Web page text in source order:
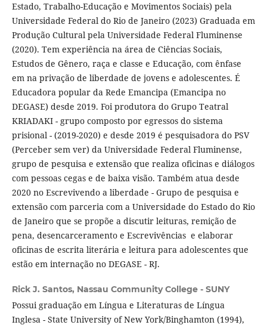
Estado, Trabalho-Educação e Movimentos Sociais) pela
Universidade Federal do Rio de Janeiro (2023) Graduada em
Produção Cultural pela Universidade Federal Fluminense
(2020). Tem experiência na área de Ciências Sociais,
Estudos de Gênero, raça e classe e Educação, com ênfase
em na privação de liberdade de jovens e adolescentes. É
Educadora popular da Rede Emancipa (Emancipa no
DEGASE) desde 2019. Foi produtora do Grupo Teatral
KRIADAKI - grupo composto por egressos do sistema
prisional - (2019-2020) e desde 2019 é pesquisadora do PSV
(Perceber sem ver) da Universidade Federal Fluminense,
grupo de pesquisa e extensão que realiza oficinas e diálogos
com pessoas cegas e de baixa visão. Também atua desde
2020 no Escrevivendo a liberdade - Grupo de pesquisa e
extensão com parceria com a Universidade do Estado do Rio
de Janeiro que se propõe a discutir leituras, remição de
pena, desencarceramento e Escrevivências e elaborar
oficinas de escrita literária e leitura para adolescentes que
estão em internação no DEGASE - RJ.
Rick J. Santos, Nassau Community College - SUNY
Possui graduação em Língua e Literaturas de Língua
Inglesa - State University of New York/Binghamton (1994),